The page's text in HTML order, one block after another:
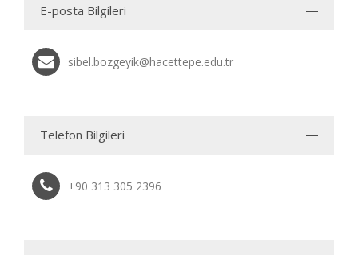
E-posta Bilgileri
sibel.bozgeyik@hacettepe.edu.tr
Telefon Bilgileri
+90 313 305 2396